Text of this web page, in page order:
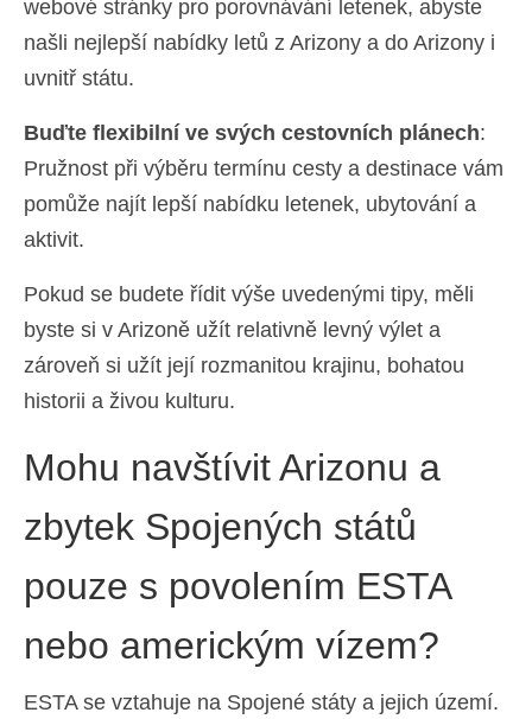
webové stránky pro porovnávání letenek, abyste
našli nejlepší nabídky letů z Arizony a do Arizony i
uvnitř státu.
Buďte flexibilní ve svých cestovních plánech:
Pružnost při výběru termínu cesty a destinace vám
pomůže najít lepší nabídku letenek, ubytování a
aktivit.
Pokud se budete řídit výše uvedenými tipy, měli
byste si v Arizoně užít relativně levný výlet a
zároveň si užít její rozmanitou krajinu, bohatou
historii a živou kulturu.
Mohu navštívit Arizonu a
zbytek Spojených států
pouze s povolením ESTA
nebo americkým vízem?
ESTA se vztahuje na Spojené státy a jejich území.